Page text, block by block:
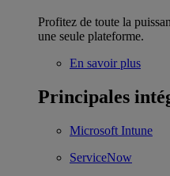
Profitez de toute la
une seule plateforme.
En savoir plus
Principales
Microsoft Intune
ServiceNow